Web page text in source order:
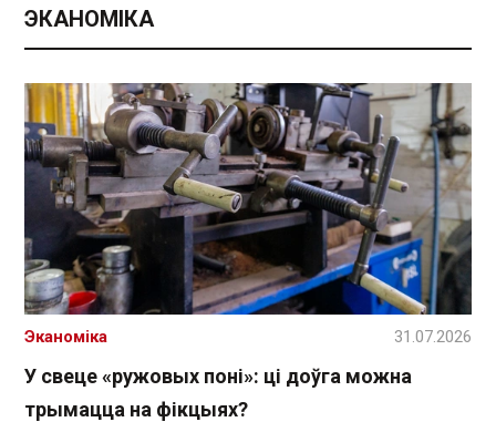
ЭКАНОМІКА
У свеце «ружовых поні»: ці доўга можна
трымацца на фікцыях?
Эканоміка 31.07.2026